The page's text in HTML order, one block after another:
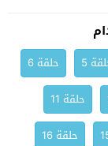
5
حلقة 6
حلقة 11
حلقة 16